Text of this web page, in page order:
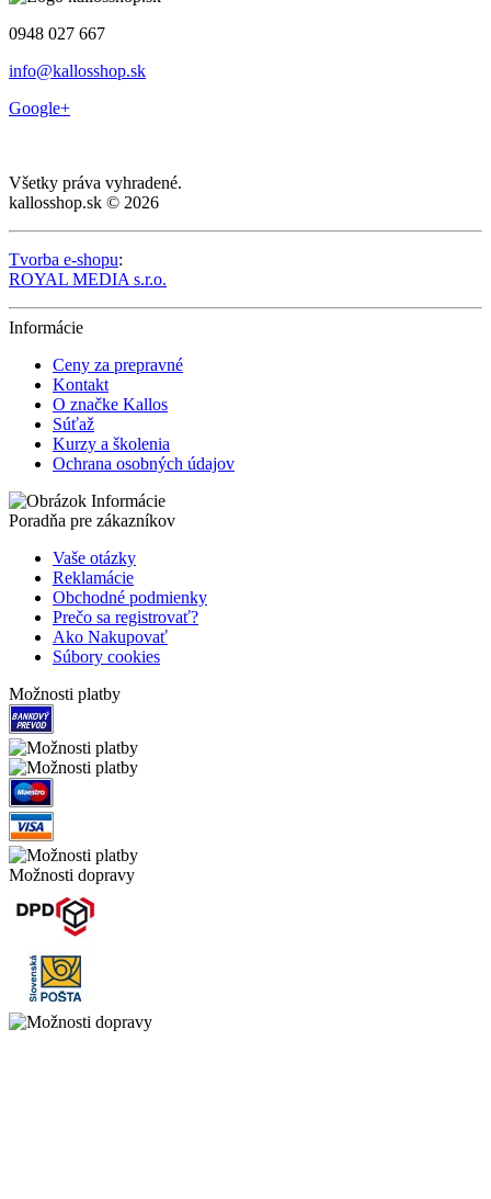
0948 027 667
info@kallosshop.sk
Google+
Všetky práva vyhradené.
kallosshop.sk © 2026
Tvorba e-shopu:
ROYAL MEDIA s.r.o.
Informácie
Ceny za prepravné
Kontakt
O značke Kallos
Súťaž
Kurzy a školenia
Ochrana osobných údajov
Poradňa pre zákazníkov
Vaše otázky
Reklamácie
Obchodné podmienky
Prečo sa registrovať?
Ako Nakupovať
Súbory cookies
Možnosti platby
Možnosti dopravy